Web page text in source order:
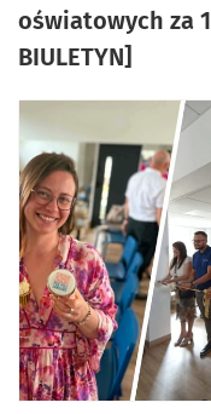
oświatowych za
BIULETYN]